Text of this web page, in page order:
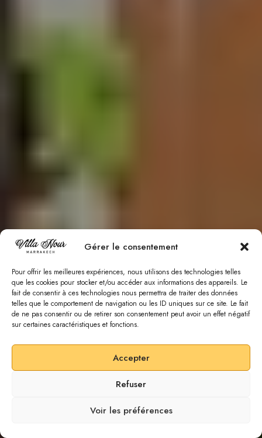
Gérer le consentement
Pour offrir les meilleures expériences, nous utilisons des technologies telles
que les cookies pour stocker et/ou accéder aux informations des appareils. Le
fait de consentir à ces technologies nous permettra de traiter des données
telles que le comportement de navigation ou les ID uniques sur ce site. Le fait
de ne pas consentir ou de retirer son consentement peut avoir un effet négatif
sur certaines caractéristiques et fonctions.
Accepter
Refuser
Voir les préférences